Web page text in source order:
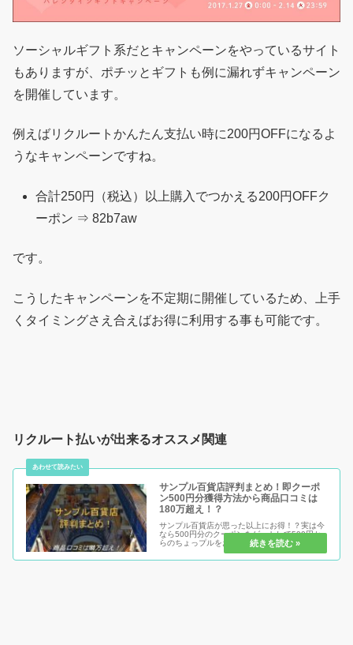
ソーシャルギフト系だとキャンペーンをやっているサイト
もありますが、ポチッとギフトも例に漏れずキャンペーン
を開催しています。
例えばリクルートかんたん支払い時に200円OFFになるよ
うなキャンペーンですね。
合計250円（税込）以上購入でつかえる200円OFFク
ーポン ⇒ 82b7aw
です。
こうしたキャンペーンを不定期に開催しているため、上手
くタイミングさえ合えばお得に利用する事も可能です。
リクルート払いが出来るオススメ関連
サンプル百貨店評判まとめ！即クーポ
ン500円分獲得方法から商品口コミは
180万超え！？
サンプル百貨店が思った以上にお得！？実は今
なら500円分のクーポンをゲットして500円か
らのちょっプルをお得にお試し出来ちゃう！半
額以下な商品もあったりで、サンプルなのにお
得すぎる！？